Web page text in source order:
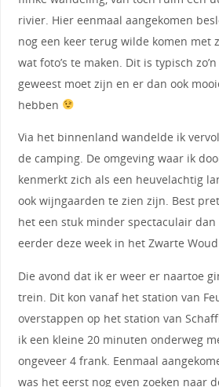
rivier. Hier eenmaal aangekomen
nog een keer terug wilde komen met
wat foto’s te maken. Dit is typisch
geweest moet zijn en er dan ook
hebben
Via het binnenland wandelde ik
de camping. De omgeving waar ik
kenmerkt zich als een heuvelachtig
ook wijngaarden te zien zijn. Best
het een stuk minder spectaculair
eerder deze week in het Zwarte Woud
Die avond dat ik er weer er naartoe
trein. Dit kon vanaf het station van
overstappen op het station van
ik een kleine 20 minuten onderweg
ongeveer 4 frank. Eenmaal
was het eerst nog even zoeken naar